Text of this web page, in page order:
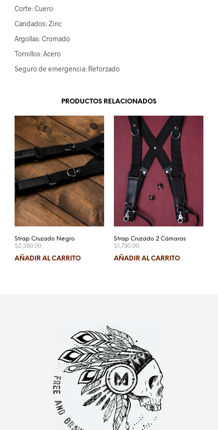
Corte: Cuero
Candados: Zinc
Argollas: Cromado
Tornillos: Acero
Seguro de emergencia: Reforzado
PRODUCTOS RELACIONADOS
Strap Cruzado Negro
$2,390.00
AÑADIR AL CARRITO
Strap Cruzado 2 Cámaras
$1,790.00
AÑADIR AL CARRITO